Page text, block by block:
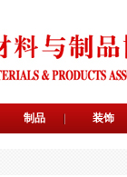
制品 装饰